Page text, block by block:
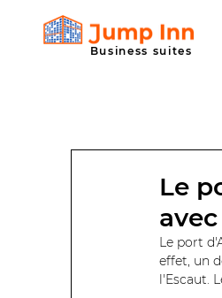
Business suites
Le
Le port
effet, un
l'Escaut.